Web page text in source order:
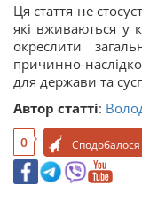
Ця стаття не
які вживаються у
окреслити
причинно-
для держави та
Автор статті:
0 Сподобалося